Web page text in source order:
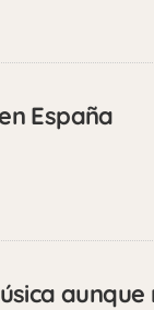
España